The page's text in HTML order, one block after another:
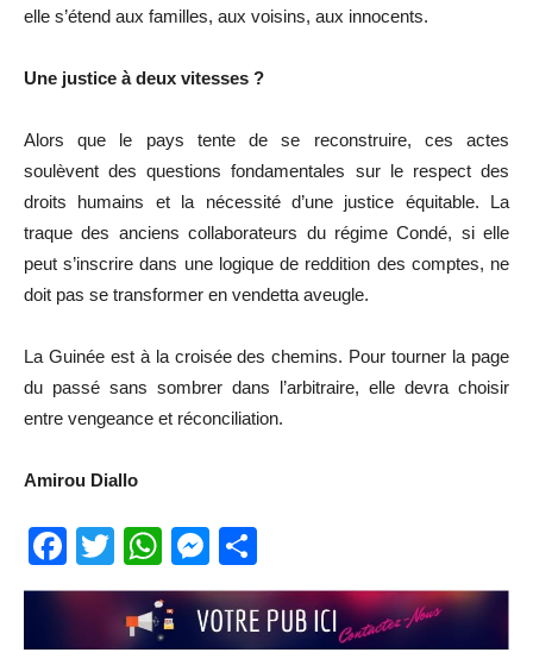
elle s’étend aux familles, aux voisins, aux innocents.
Une justice à deux vitesses ?
Alors que le pays tente de se reconstruire, ces actes
soulèvent des questions fondamentales sur le respect des
droits humains et la nécessité d’une justice équitable. La
traque des anciens collaborateurs du régime Condé, si elle
peut s’inscrire dans une logique de reddition des comptes, ne
doit pas se transformer en vendetta aveugle.
La Guinée est à la croisée des chemins. Pour tourner la page
du passé sans sombrer dans l’arbitraire, elle devra choisir
entre vengeance et réconciliation.
Amirou Diallo
Facebook
Twitter
WhatsApp
Messenger